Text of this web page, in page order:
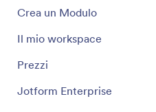
Crea un Modulo
Il mio workspace
Prezzi
Jotform Enterprise